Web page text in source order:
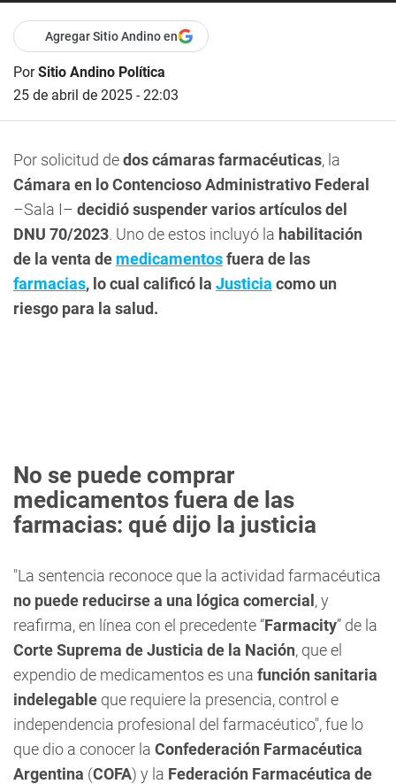
Agregar Sitio Andino en
PorSitio Andino Política
25 de abril de 2025 - 22:03
Por solicitud dedos cámaras farmacéuticas, la
Cámara en lo Contencioso Administrativo Federal
–Sala I– decidió suspender varios artículos del
DNU 70/2023. Uno de estos incluyó la habilitación
de la venta de medicamentosfuera de las
farmacias, lo cual calificó la Justicia como un
riesgo para la salud.
No se puede comprar
medicamentos fuera de las
farmacias: qué dijo la justicia
"La sentencia reconoce que la actividad farmacéutica
no puede reducirse a una lógica comercial , y
reafirma, en línea con el precedente “Farmacity” de la
Corte Suprema de Justicia de la Nación, que el
expendio de medicamentos es una función sanitaria
indelegable que requiere la presencia, control e
independencia profesional del farmacéutico", fue lo
que dio a conocer la Confederación Farmacéutica
Argentina (COFA) y la Federación Farmacéutica de